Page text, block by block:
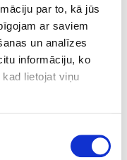
par to, kā jūs
ar saviem
un analīzes
informāciju, ko
lietojat viņu